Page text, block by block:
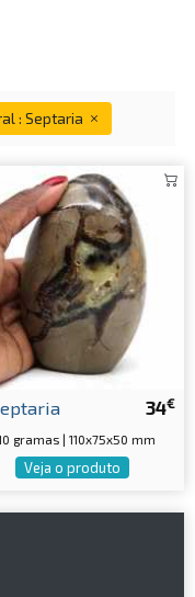
: Septaria
34€
gramas | 110x75x50 mm
Veja o produto